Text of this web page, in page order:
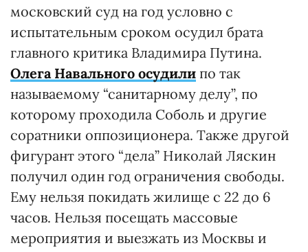
московский суд на год условно с
испытательным сроком осудил брата
главного критика Владимира Путина.
Олега Навального осудили по так
называемому “санитарному делу”, по
которому проходила Соболь и другие
соратники оппозиционера. Также другой
фигурант этого “дела” Николай Ляскин
получил один год ограничения свободы.
Ему нельзя покидать жилище с 22 до 6
часов. Нельзя посещать массовые
мероприятия и выезжать из Москвы и